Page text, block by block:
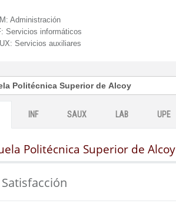
Administración
Servicios informáticos
Servicios auxiliares
INF SAUX LAB UPE
Politécnica Superior de Alcoy
Satisfacción